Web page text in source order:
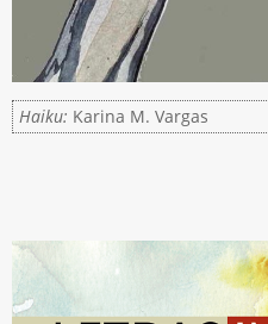
Haiku: Karina M. Vargas